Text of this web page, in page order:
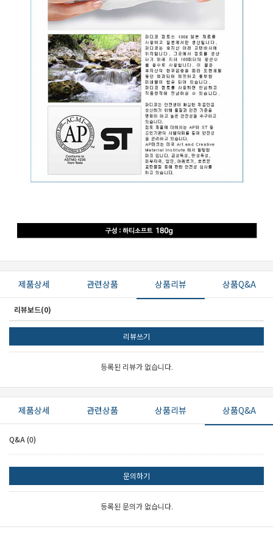
제품상세 관련상품 상품리뷰 상품Q&A
리뷰보드(0)
리뷰쓰기
등록된 리뷰가 없습니다.
제품상세 관련상품 상품리뷰 상품Q&A
Q&A (0)
문의하기
등록된 문의가 없습니다.